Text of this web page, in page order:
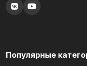
Популярные